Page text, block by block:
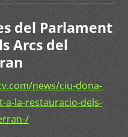
del Parlament
Arcs del
news/ciu-dona-
a-la-restauracio-dels-